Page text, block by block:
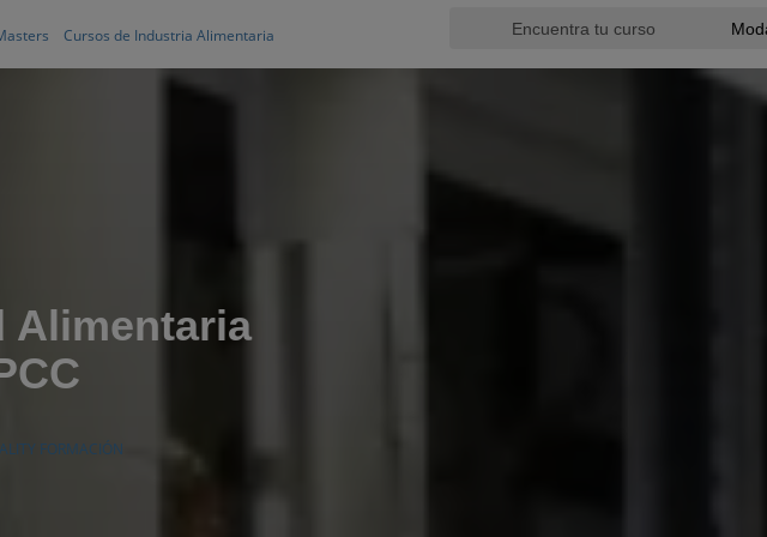
Cursos de Industria Alimentaria
Alimentaria
FORMACIÓN